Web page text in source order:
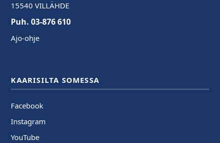
15540 VILLÄHDE
Puh. 03-876 610
Ajo-ohje
KAARISILTA SOMESSA
Facebook
Instagram
YouTube